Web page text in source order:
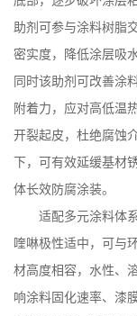
助剂可参与涂料树脂
密实度，降低涂层吸
同时该助剂可改善涂
附着力，应对高低温
开裂起皮，杜绝腐蚀
下，可有效延缓基材
体长效防腐涂装。
适配多元涂料体
喹啉极性适中，可与
材高度相容，水性、
响涂料固化速率、漆